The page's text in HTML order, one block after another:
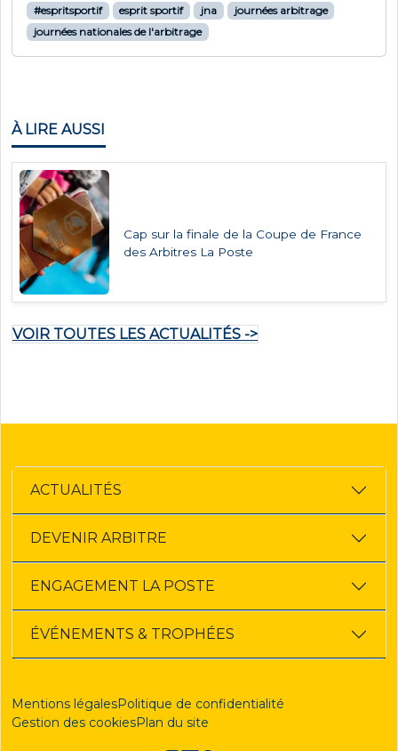
#espritsportif esprit sportif jna
journées arbitrage
journées nationales de l'arbitrage
À LIRE AUSSI
Cap sur la finale de la Coupe de France
des Arbitres La Poste
VOIR TOUTES LES ACTUALITÉS ->
ACTUALITÉS
DEVENIR ARBITRE
ENGAGEMENT LA POSTE
ÉVÉNEMENTS & TROPHÉES
Mentions légalesPolitique de confidentialité
Gestion des cookiesPlan du site